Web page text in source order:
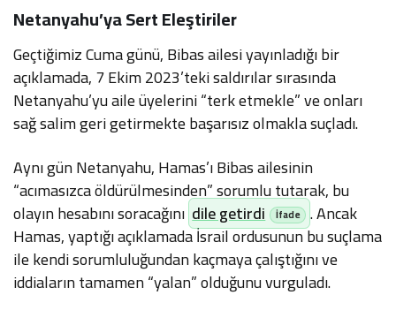
Netanyahu’ya Sert Eleştiriler
Geçtiğimiz Cuma günü, Bibas ailesi yayınladığı bir
açıklamada, 7 Ekim 2023’teki saldırılar sırasında
Netanyahu’yu aile üyelerini “terk etmekle” ve onları
sağ salim geri getirmekte başarısız olmakla suçladı.
Aynı gün Netanyahu, Hamas’ı Bibas ailesinin
“acımasızca öldürülmesinden” sorumlu tutarak, bu
olayın hesabını soracağını dile getirdi . Ancak
Hamas, yaptığı açıklamada İsrail ordusunun bu suçlama
ile kendi sorumluluğundan kaçmaya çalıştığını ve
iddiaların tamamen “yalan” olduğunu vurguladı.